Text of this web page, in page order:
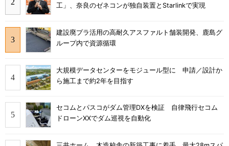
工」、奈良のゼネコンが独自装置とStarlinkで実現
建設廃プラ活用の高耐久アスファルト舗装開発、鹿島グ
ループ内で資源循環
大規模データセンターをモジュール型に 申請／設計か
ら施工まで約2年を目指す
セコムとパスコがダム管理DXを検証 自律飛行セコム
ドローンXXでダム巡視を自動化